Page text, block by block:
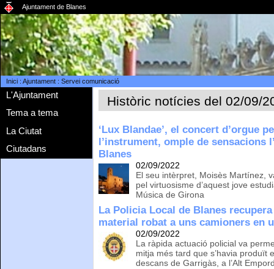
Ajuntament de Blanes
Inici: Ajuntament: Servei comunicació
L'Ajuntament
Tema a tema
La Ciutat
Ciutadans
Històric notícies del 02/09/
‘Lux Blandae’, el concert d’orgue
l’instrument, omple de sensacions
Blanes
02/09/2022
El seu intèrpret, Moisès Martínez,
pel virtuosisme d’aquest jove
Música de Girona
La Policia Local de Blanes
material robat a uns camioners en
02/09/2022
La ràpida actuació policial va
mitja més tard que s’havia produït
descans de Garrigàs, a l’Alt